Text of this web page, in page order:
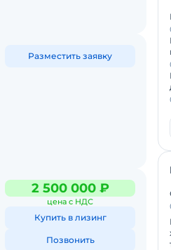
Разместить заявку
2 500 000 ₽
цена с НДС
Купить в лизинг
Позвонить